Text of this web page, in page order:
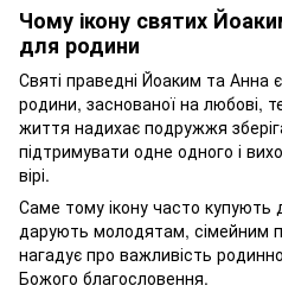
Чому ікону святих
для родини
Святі праведні Йоаким та Анна
родини, заснованої на любові,
життя надихає подружжя
підтримувати одне одного і
вірі.
Саме тому ікону часто купують
дарують молодятам, сімейним
нагадує про важливість
Божого благословення.